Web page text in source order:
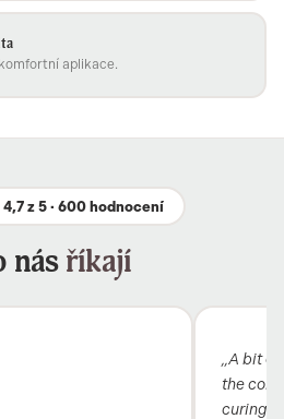
aplikace.
4,7 z 5 · 600 hodnocení
násříkají
„A bit
the
curing